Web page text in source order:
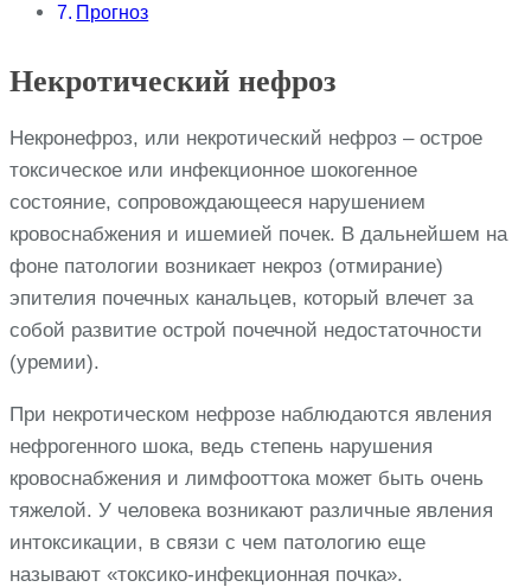
Прогноз
Некротический нефроз
Некронефроз, или некротический нефроз – острое
токсическое или инфекционное шокогенное
состояние, сопровождающееся нарушением
кровоснабжения и ишемией почек. В дальнейшем на
фоне патологии возникает некроз (отмирание)
эпителия почечных канальцев, который влечет за
собой развитие острой почечной недостаточности
(уремии).
При некротическом нефрозе наблюдаются явления
нефрогенного шока, ведь степень нарушения
кровоснабжения и лимфооттока может быть очень
тяжелой. У человека возникают различные явления
интоксикации, в связи с чем патологию еще
называют «токсико-инфекционная почка».